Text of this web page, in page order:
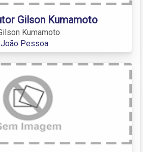
Gilson Kumamoto
Kumamoto
Pessoa